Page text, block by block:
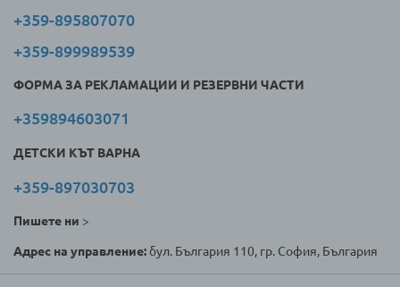
+359-895807070
+359-899989539
ФОРМА ЗА РЕКЛАМАЦИИ И РЕЗЕРВНИ ЧАСТИ
+359894603071
ДЕТСКИ КЪТ ВАРНА
+359-897030703
Пишете ни >
Адрес на управление:бул. България 110, гр. София, България